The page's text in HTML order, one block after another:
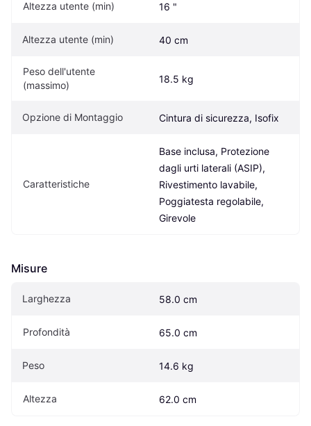
Altezza utente (min) 16 "
Altezza utente (min) 40 cm
Peso dell'utente
(massimo)
18.5 kg
Opzione di Montaggio Cintura di sicurezza, Isofix
Caratteristiche
Base inclusa, Protezione
dagli urti laterali (ASIP),
Rivestimento lavabile,
Poggiatesta regolabile,
Girevole
Misure
Larghezza 58.0 cm
Profondità 65.0 cm
Peso 14.6 kg
Altezza 62.0 cm